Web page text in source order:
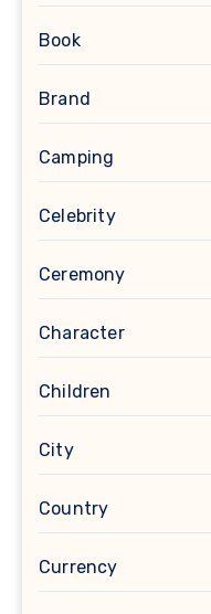
Book
Brand
Camping
Celebrity
Ceremony
Character
Children
City
Country
Currency